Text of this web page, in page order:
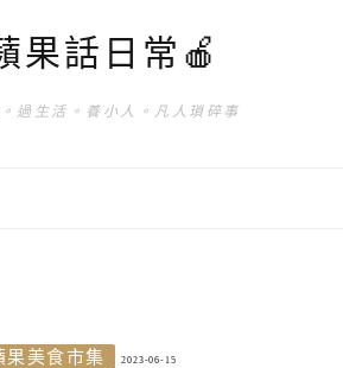
果話日常🍎
過生活。養小人。凡人瑣碎事
果美食市集 2023-06-15